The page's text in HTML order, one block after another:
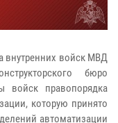
внутренних войск МВД
бюро
войск правопорядка
которую принято
автоматизации